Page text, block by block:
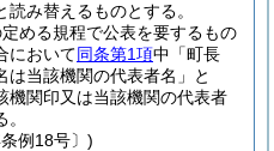
読み替えるものとする。
める規程で公表を要するもの
において同条第1項中「町長
は当該機関の代表者名」と
機関印又は当該機関の代表者
例18号〕)